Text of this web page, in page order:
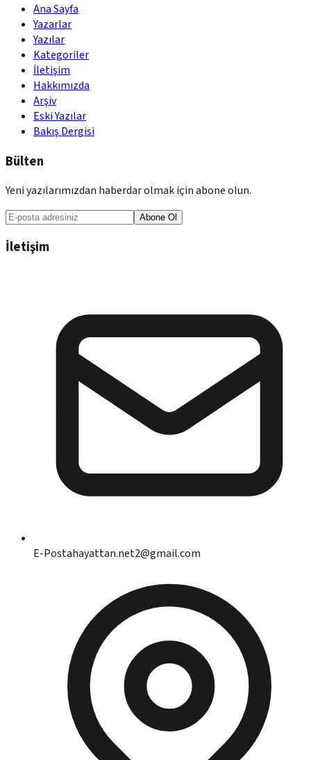
Ana Sayfa
Yazarlar
Yazılar
Kategoriler
İletişim
Hakkımızda
Arşiv
Eski Yazılar
Bakış Dergisi
Bülten
Yeni yazılarımızdan haberdar olmak için abone olun.
Abone Ol
İletişim
E-Postahayattan.net2@gmail.com